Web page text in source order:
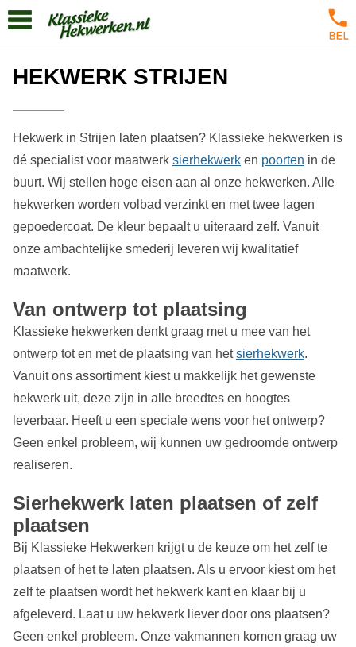
HEKWERK STRIJEN
Hekwerk in Strijen laten plaatsen? Klassieke hekwerken is
dé specialist voor maatwerk sierhekwerk en poorten in de
buurt. Wij stellen hoge eisen aan al onze hekwerken. Alle
hekwerken worden volbad verzinkt en met twee lagen
gepoedercoat. De kleur bepaalt u uiteraard zelf. Vanuit
onze ambachtelijke smederij leveren wij kwalitatief
maatwerk.
Van ontwerp tot plaatsing
Klassieke hekwerken denkt graag met u mee van het
ontwerp tot en met de plaatsing van hetsierhekwerk.
Vanuit ons assortiment kiest u makkelijk het gewenste
hekwerk uit, deze zijn in alle breedtes en hoogtes
leverbaar. Heeft u een speciale wens voor het ontwerp?
Geen enkel probleem, wij kunnen uw gedroomde ontwerp
realiseren.
Sierhekwerk laten plaatsen of zelf
plaatsen
Bij Klassieke Hekwerken krijgt u de keuze om het zelf te
plaatsen of het te laten plaatsen. Als u ervoor kiest om het
zelf te plaatsen wordt het hekwerk kant en klaar bij u
afgeleverd. Laat u uw hekwerk liever door ons plaatsen?
Geen enkel probleem. Onze vakmannen komen graag uw